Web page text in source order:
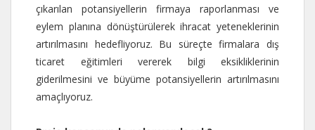
çıkarılan potansiyellerin firmaya raporlanması ve
eylem planına dönüştürülerek ihracat yeteneklerinin
artırılmasını hedefliyoruz. Bu süreçte firmalara dış
ticaret eğitimleri vererek bilgi eksikliklerinin
giderilmesini ve büyüme potansiyellerin artırılmasını
amaçlıyoruz.